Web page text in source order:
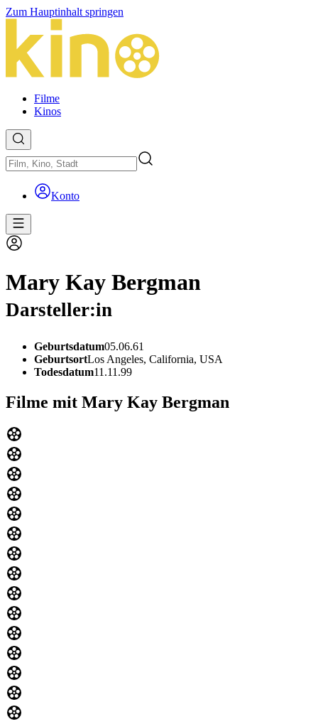
Zum Hauptinhalt springen
Filme
Kinos
Konto
Mary Kay Bergman
Darsteller:in
Geburtsdatum05.06.61
GeburtsortLos Angeles, California, USA
Todesdatum11.11.99
Filme mit Mary Kay Bergman